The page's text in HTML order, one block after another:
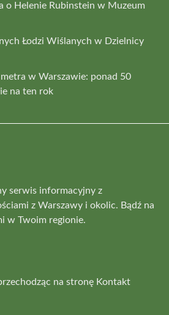
o Helenie Rubinstein w Muzeum
Łodzi Wiślanych w Dzielnicy
w Warszawie: ponad 50
na ten rok
serwis informacyjny z
z Warszawy i okolic. Bądź na
w Twoim regionie.
na stronę Kontakt